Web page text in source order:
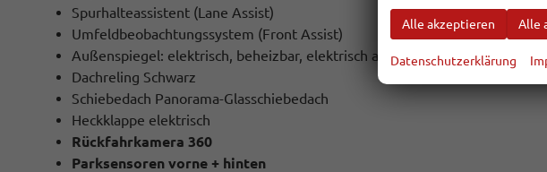
Spurhalteassistent (Lane Assist)
Umfeldbeobachtungssystem (Front Assist)
Außenspiegel: elektrisch, beheizbar, elektrisch anklappbar
Dachreling Schwarz
Schiebedach Panorama-Glasschiebedach
Heckklappe elektrisch
Rückfahrkamera 360
Parksensoren vorne + hinten
Alle akzeptieren Alle
Datenschutzerklärung